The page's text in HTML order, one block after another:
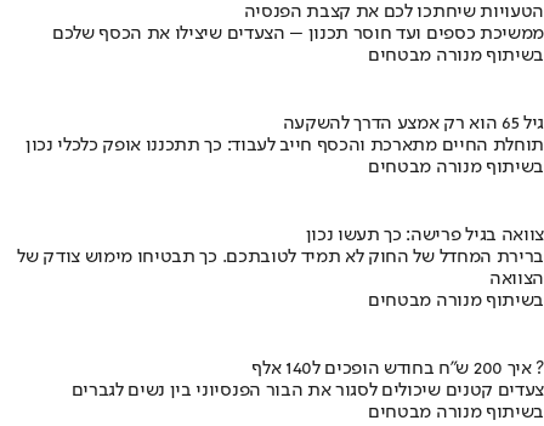
הטעויות שיחתכו לכם את קצבת הפנסיה
ממשיכת כספים ועד חוסר תכנון – הצעדים שיצילו את הכסף שלכם
בשיתוף מנורה מבטחים
גיל 65 הוא רק אמצע הדרך להשקעה
תוחלת החיים מתארכת והכסף חייב לעבוד: כך תתכננו אופק כלכלי נכון
בשיתוף מנורה מבטחים
צוואה בגיל פרישה: כך תעשו נכון
ברירת המחדל של החוק לא תמיד לטובתכם. כך תבטיחו מימוש צודק של
הצוואה
בשיתוף מנורה מבטחים
איך 200 ש"ח בחודש הופכים ל140 אלף ?
צעדים קטנים שיכולים לסגור את הבור הפנסיוני בין נשים לגברים
בשיתוף מנורה מבטחים